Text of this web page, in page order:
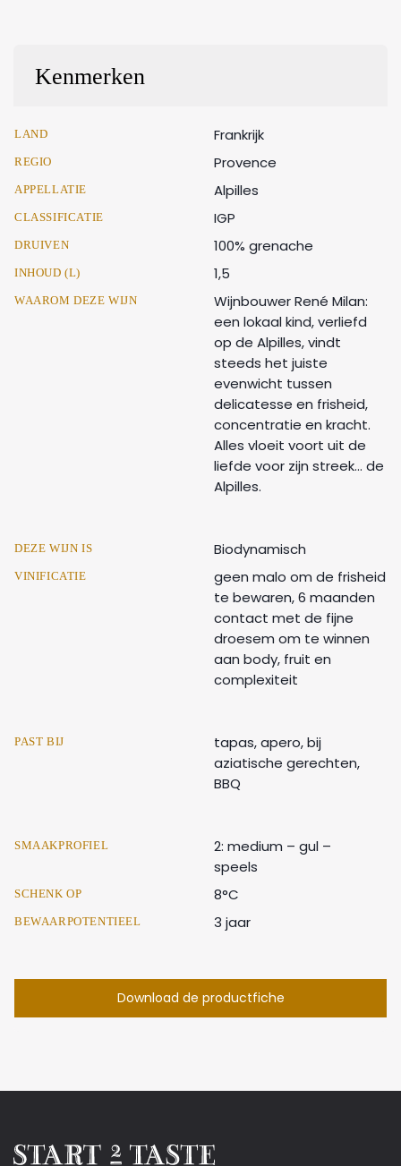
Kenmerken
LAND Frankrijk
REGIO Provence
APPELLATIE Alpilles
CLASSIFICATIE IGP
DRUIVEN 100% grenache
INHOUD (L) 1,5
WAAROM DEZE WIJN
Wijnbouwer René Milan:
een lokaal kind, verliefd
op de Alpilles, vindt
steeds het juiste
evenwicht tussen
delicatesse en frisheid,
concentratie en kracht.
Alles vloeit voort uit de
liefde voor zijn streek… de
Alpilles.
DEZE WIJN IS Biodynamisch
VINIFICATIE
geen malo om de frisheid
te bewaren, 6 maanden
contact met de fijne
droesem om te winnen
aan body, fruit en
complexiteit
PAST BIJ
tapas, apero, bij
aziatische gerechten,
BBQ
SMAAKPROFIEL
2: medium – gul –
speels
SCHENK OP 8°C
BEWAARPOTENTIEEL 3 jaar
Download de productfiche